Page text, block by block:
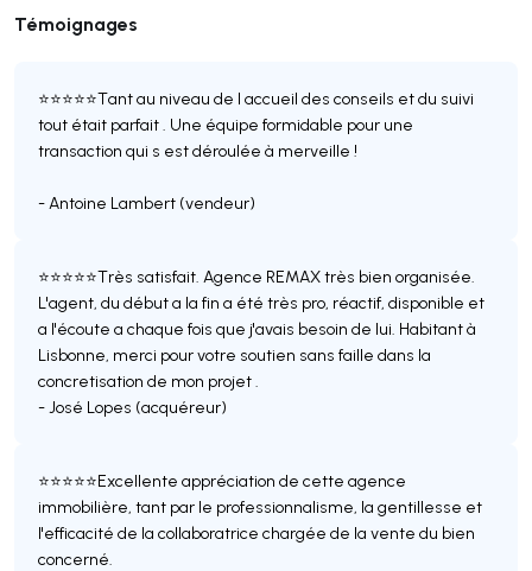
Témoignages
⭐️⭐️⭐️⭐️⭐️Tant au niveau de l accueil des conseils et du suivi
tout était parfait . Une équipe formidable pour une
transaction qui s est déroulée à merveille !
- Antoine Lambert (vendeur)
⭐️⭐️⭐️⭐️⭐️Très satisfait. Agence REMAX très bien organisée.
L'agent, du début a la fin a été très pro, réactif, disponible et
a l'écoute a chaque fois que j'avais besoin de lui. Habitant à
Lisbonne, merci pour votre soutien sans faille dans la
concretisation de mon projet .
- José Lopes (acquéreur)
⭐️⭐️⭐️⭐️⭐️Excellente appréciation de cette agence
immobilière, tant par le professionnalisme, la gentillesse et
l'efficacité de la collaboratrice chargée de la vente du bien
concerné.